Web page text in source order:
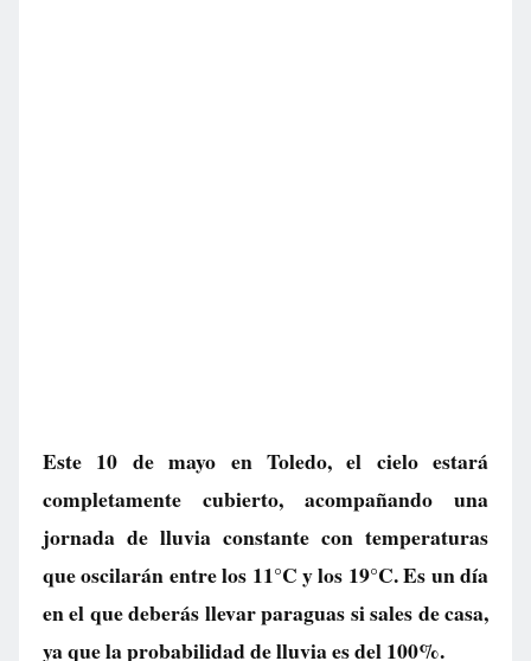
Este 10 de mayo en Toledo, el cielo estará
completamente cubierto, acompañando una
jornada de lluvia constante con temperaturas
que oscilarán entre los 11°C y los 19°C. Es un día
en el que deberás llevar paraguas si sales de casa,
ya que la probabilidad de lluvia es del 100%.